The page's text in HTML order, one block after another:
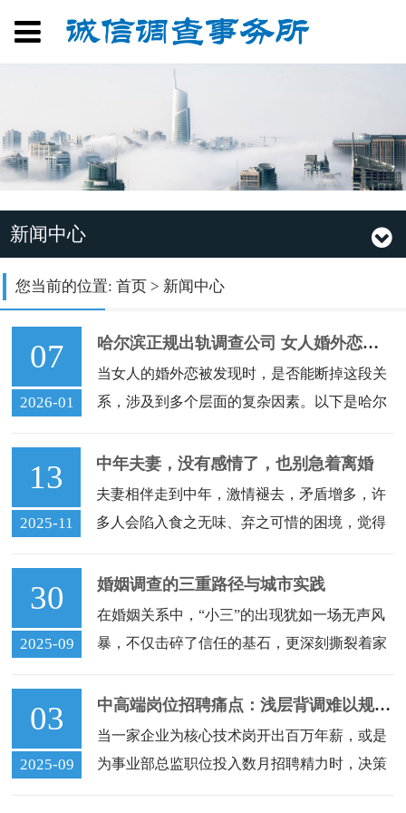
新闻中心
您当前的位置: 首页 > 新闻中心
07
2026-01
哈尔滨正规出轨调查公司 女人婚外恋被发现
当女人的婚外恋被发现时，是否能断掉这段关
系，涉及到多个层面的复杂因素。以下是哈尔
在分析其中的情感纠葛、社会压力、道德困境
以及可能的解决方案，内容将超过1000字。首
先，我们要明确婚外恋的本质。婚外恋通常指
13
2025-11
中年夫妻，没有感情了，也别急着离婚
夫妻相伴走到中年，激情褪去，矛盾增多，许
多人会陷入食之无味、弃之可惜的困境，觉得
然，人到中年，对婚姻和人性的理解逐渐深
刻，何况任性的资本越来越少，需要考虑的东
西越来越多。觉得没有感情了，离婚似乎成了
30
2025-09
婚姻调查的三重路径与城市实践
在婚姻关系中，“小三”的出现犹如一场无声风
暴，不仅击碎了信任的基石，更深刻撕裂着家
关系，反而可能助长背叛方的行为，导致财产
转移、子女心理受创等次生伤害。在此类情感
与法律交织的复杂困局中，婚姻调查服务以专
03
2025-09
中高端岗位招聘痛点：浅层背调难以规避核心风险
当一家企业为核心技术岗开出百万年薪，或是
为事业部总监职位投入数月招聘精力时，决策